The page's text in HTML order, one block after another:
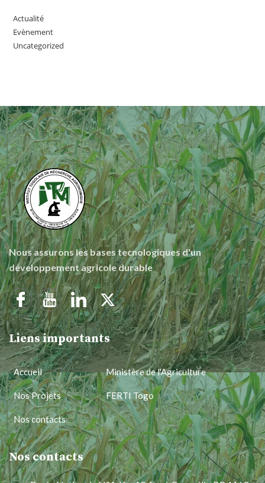
Actualité
Evènement
Uncategorized
Nous assurons les bases tecnologiques d'un
développement agricole durable
Liens importants
Accueil
Nos Projets
Nos contacts
Ministère de l'Agriculture
FERTI Togo
Nos contacts